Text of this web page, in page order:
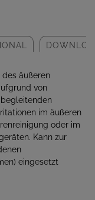
äußeren
von
im äußeren
oder im
Kann zur
eingesetzt